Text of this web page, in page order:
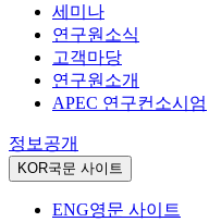
세미나
연구원소식
고객마당
연구원소개
APEC 연구컨소시엄
정보공개
KOR국문 사이트
ENG영문 사이트